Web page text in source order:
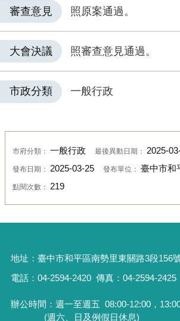
審查意見 照原案通過。
大會決議 照審查意見通過。
市政分類 一般行政
市府分類： 一般行政 最後異動日期： 2025-
發布日期： 2025-03-25 發布單位： 臺中市和
點閱次數： 219
地址： 臺中市和平區南勢里東關路3段156
電話：04-2594-2420 傳真：04-2594-2425
辦公時間：週一至週五 08:00-12:00，
(週六、日及例假日休息)